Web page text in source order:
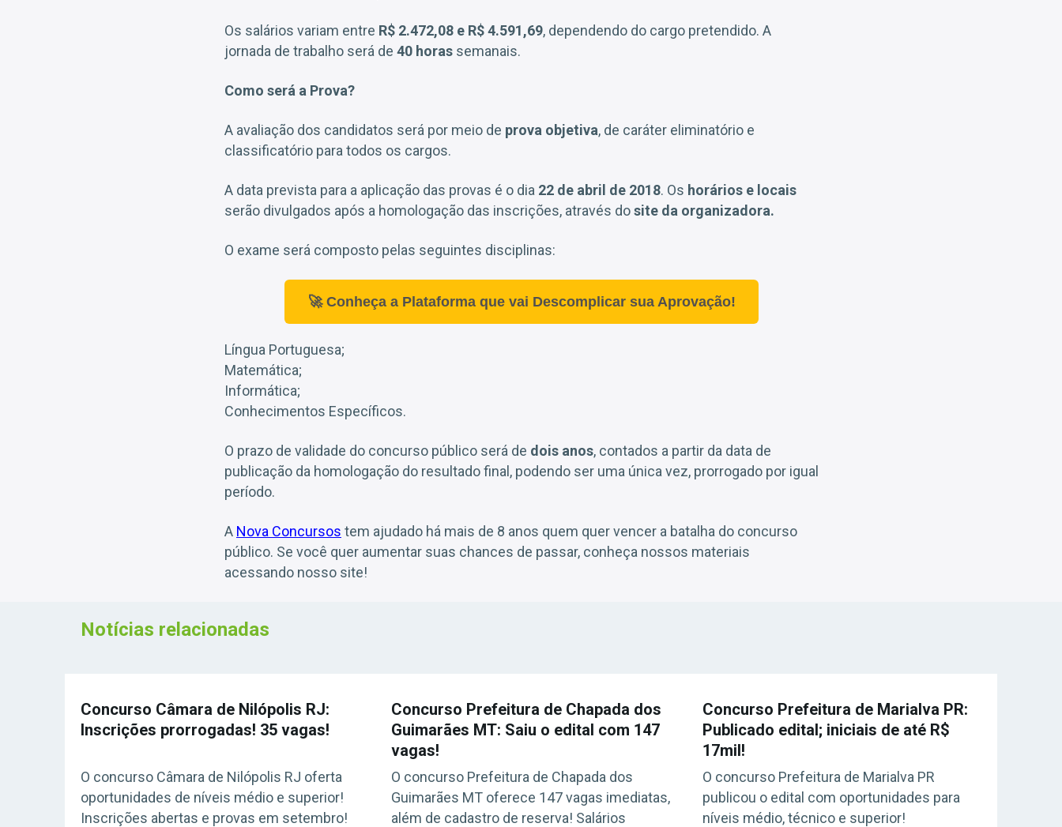
Os salários variam entre R$ 2.472,08 e R$ 4.591,69, dependendo do cargo pretendido. A
jornada de trabalho será de 40 horas semanais.
Como será a Prova?
A avaliação dos candidatos será por meio de prova objetiva, de caráter eliminatório e
classificatório para todos os cargos.
A data prevista para a aplicação das provas é o dia 22 de abril de 2018. Os horários e locais
serão divulgados após a homologação das inscrições, através dosite da organizadora.
O exame será composto pelas seguintes disciplinas:
🚀 Conheça a Plataforma que vai Descomplicar sua Aprovação!
Língua Portuguesa;
Matemática;
Informática;
Conhecimentos Específicos.
O prazo de validade do concurso público será de dois anos, contados a partir da data de
publicação da homologação do resultado final, podendo ser uma única vez, prorrogado por igual
período.
A Nova Concursos tem ajudado há mais de 8 anos quem quer vencer a batalha do concurso
público. Se você quer aumentar suas chances de passar, conheça nossos materiais
acessando nosso site!
Notícias relacionadas
Concurso Câmara de Nilópolis RJ:
Inscrições prorrogadas! 35 vagas!
O concurso Câmara de Nilópolis RJ oferta
oportunidades de níveis médio e superior!
Inscrições abertas e provas em setembro!
Concurso Prefeitura de Chapada dos
Guimarães MT: Saiu o edital com 147
vagas!
O concurso Prefeitura de Chapada dos
Guimarães MT oferece 147 vagas imediatas,
além de cadastro de reserva! Salários
Concurso Prefeitura de Marialva PR:
Publicado edital; iniciais de até R$
17mil!
O concurso Prefeitura de Marialva PR
publicou o edital com oportunidades para
níveis médio, técnico e superior!